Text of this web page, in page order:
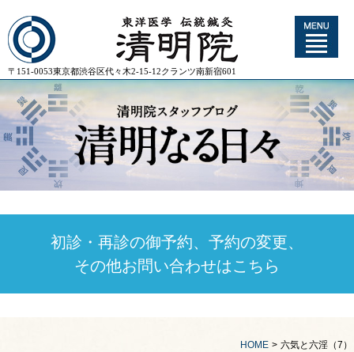
〒151-0053東京都渋谷区代々木2-15-12クランツ南新宿601
初診・再診の御予約、予約の変更、
その他お問い合わせはこちら
HOME > 六気と六淫（7）